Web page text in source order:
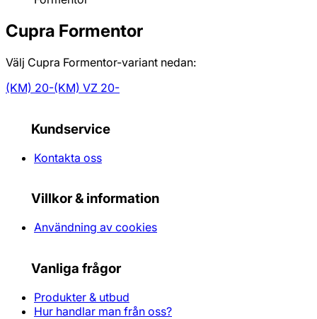
Cupra Formentor
Välj Cupra Formentor-variant nedan:
(KM) 20-(KM) VZ 20-
Kundservice
Kontakta oss
Villkor & information
Användning av cookies
Vanliga frågor
Produkter & utbud
Hur handlar man från oss?